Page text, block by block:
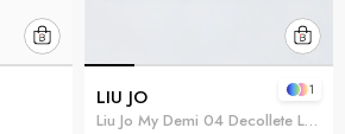
LIU JO
Liu Jo My Demi 04 Decollete Lace Fabric Kadın Topuklu Ayakkabı Siyah
1